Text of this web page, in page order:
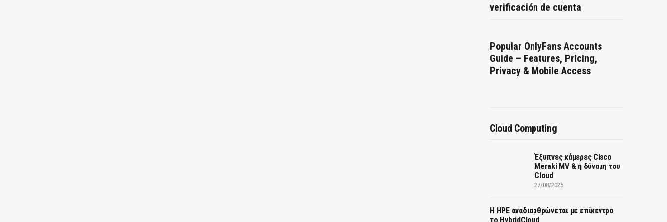
verificación de cuenta
Popular OnlyFans Accounts
Guide – Features, Pricing,
Privacy & Mobile Access
Cloud Computing
Έξυπνες κάμερες Cisco
Meraki MV & η δύναμη του
Cloud
27/08/2025
H HPE αναδιαρθρώνεται με επίκεντρο
το HybridCloud